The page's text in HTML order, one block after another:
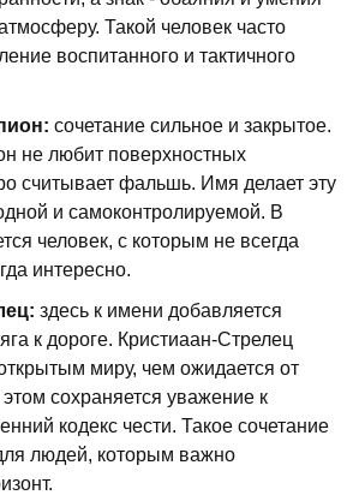
Такой человек часто
воспитанного и тактичного
сочетание сильное и закрытое.
не любит поверхностных
считывает фальшь. Имя делает эту
и самоконтролируемой. В
человек, с которым не всегда
интересно.
здесь к имени добавляется
к дороге. Кристиаан-Стрелец
миру, чем ожидается от
сохраняется уважение к
кодекс чести. Такое сочетание
людей, которым важно